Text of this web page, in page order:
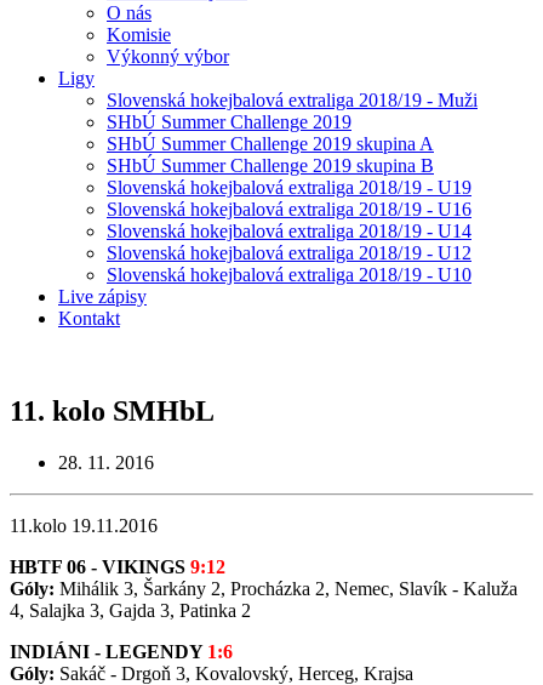
O nás
Komisie
Výkonný výbor
Ligy
Slovenská hokejbalová extraliga 2018/19 - Muži
SHbÚ Summer Challenge 2019
SHbÚ Summer Challenge 2019 skupina A
SHbÚ Summer Challenge 2019 skupina B
Slovenská hokejbalová extraliga 2018/19 - U19
Slovenská hokejbalová extraliga 2018/19 - U16
Slovenská hokejbalová extraliga 2018/19 - U14
Slovenská hokejbalová extraliga 2018/19 - U12
Slovenská hokejbalová extraliga 2018/19 - U10
Live zápisy
Kontakt
11. kolo SMHbL
28. 11. 2016
11.kolo 19.11.2016
HBTF 06 - VIKINGS 9:12
Góly: Mihálik 3, Šarkány 2, Procházka 2, Nemec, Slavík - Kaluža
4, Salajka 3, Gajda 3, Patinka 2
INDIÁNI - LEGENDY1:6
Góly: Sakáč - Drgoň 3, Kovalovský, Herceg, Krajsa